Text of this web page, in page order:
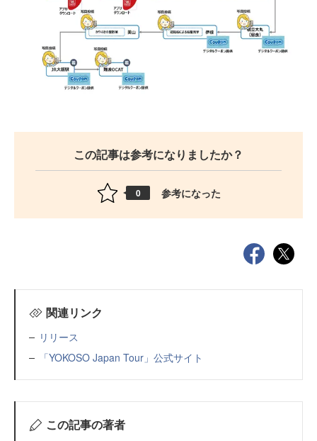
この記事は参考になりましたか？
0 参考になった
関連リンク
リリース
「YOKOSO Japan Tour」公式サイト
この記事の著者